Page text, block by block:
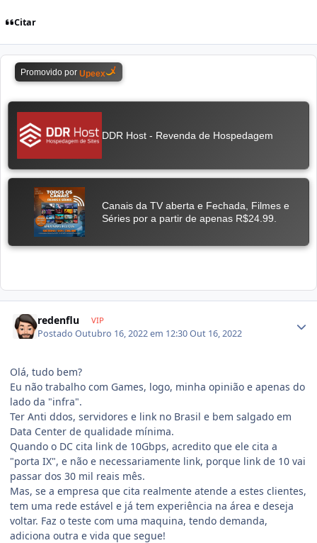
Citar
redenflu VIP
PostadoOutubro 16, 2022 em 12:30Out 16, 2022
Olá, tudo bem?
Eu não trabalho com Games, logo, minha opinião e apenas do
lado da "infra".
Ter Anti ddos, servidores e link no Brasil e bem salgado em
Data Center de qualidade mínima.
Quando o DC cita link de 10Gbps, acredito que ele cita a
"porta IX", e não e necessariamente link, porque link de 10 vai
passar dos 30 mil reais mês.
Mas, se a empresa que cita realmente atende a estes clientes,
tem uma rede estável e já tem experiência na área e deseja
voltar. Faz o teste com uma maquina, tendo demanda,
adiciona outra e vida que segue!